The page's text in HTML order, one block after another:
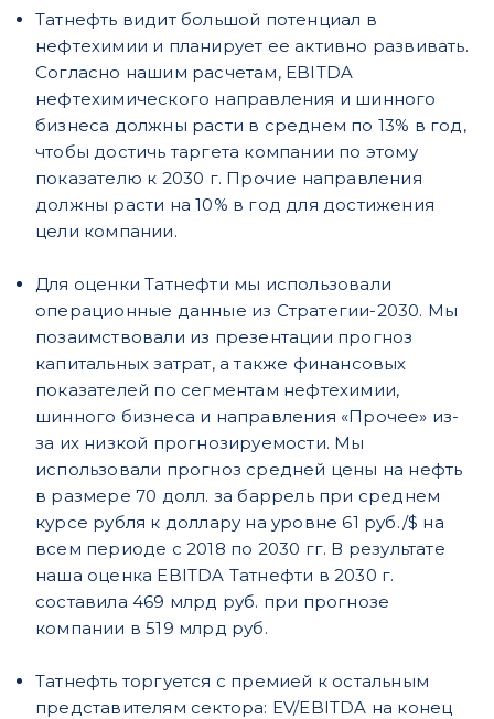
Татнефть видит большой потенциал в
нефтехимии и планирует ее активно развивать.
Согласно нашим расчетам, EBITDA
нефтехимического направления и шинного
бизнеса должны расти в среднем по 13% в год,
чтобы достичь таргета компании по этому
показателю к 2030 г. Прочие направления
должны расти на 10% в год для достижения
цели компании.
Для оценки Татнефти мы использовали
операционные данные из Стратегии-2030. Мы
позаимствовали из презентации прогноз
капитальных затрат, а также финансовых
показателей по сегментам нефтехимии,
шинного бизнеса и направления «Прочее» из-
за их низкой прогнозируемости. Мы
использовали прогноз средней цены на нефть
в размере 70 долл. за баррель при среднем
курсе рубля к доллару на уровне 61 руб./$ на
всем периоде с 2018 по 2030 гг. В результате
наша оценка EBITDA Татнефти в 2030 г.
составила 469 млрд руб. при прогнозе
компании в 519 млрд руб.
Татнефть торгуется с премией к остальным
представителям сектора: EV/EBITDA на конец